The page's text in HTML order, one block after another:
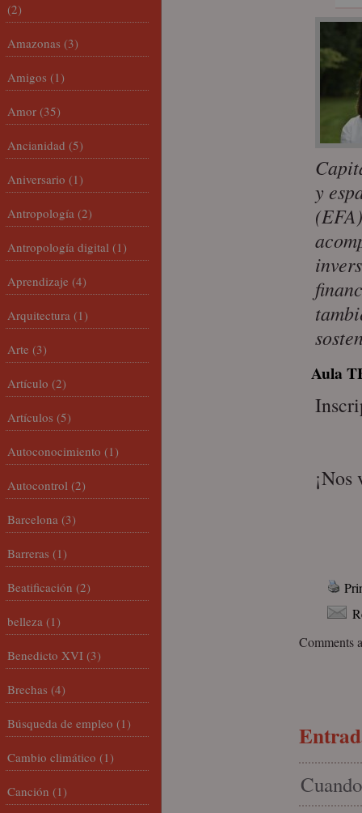
y
Aula
¡Nos
Comments
(2)
Amazonas (3)
Amigos (1)
Amor (35)
Ancianidad (5)
Aniversario (1)
Antropología (2)
Antropología digital (1)
Aprendizaje (4)
Arquitectura (1)
Arte (3)
Artículo (2)
Artículos (5)
Autoconocimiento (1)
Autocontrol (2)
Barcelona (3)
Barreras (1)
Beatificación (2)
belleza (1)
Benedicto XVI (3)
Brechas (4)
Búsqueda de empleo (1)
Cambio climático (1)
Canción (1)